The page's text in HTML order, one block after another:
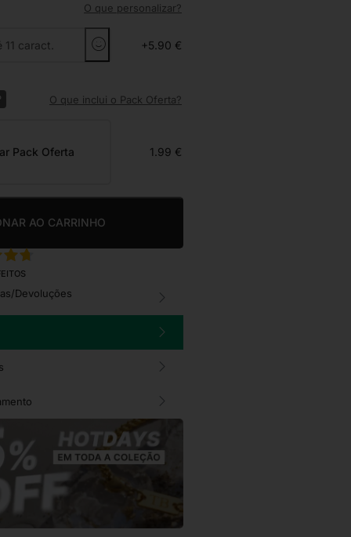
O que personalizar?
+5.90 €
O que inclui o Pack Oferta?
Pack Oferta 1.99 €
AO CARRINHO
Devoluções